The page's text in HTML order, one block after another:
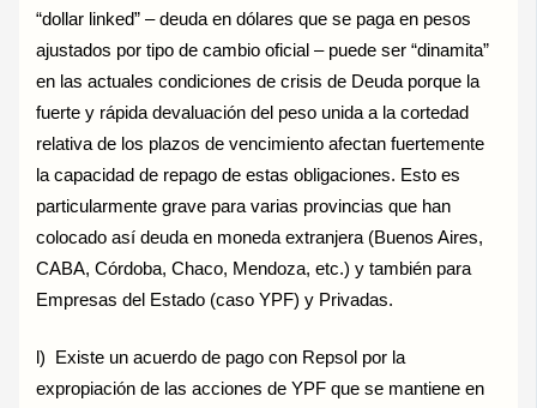
“dollar linked” – deuda en dólares que se paga en pesos
ajustados por tipo de cambio oficial – puede ser “dinamita”
en las actuales condiciones de crisis de Deuda porque la
fuerte y rápida devaluación del peso unida a la cortedad
relativa de los plazos de vencimiento afectan fuertemente
la capacidad de repago de estas obligaciones. Esto es
particularmente grave para varias provincias que han
colocado así deuda en moneda extranjera (Buenos Aires,
CABA, Córdoba, Chaco, Mendoza, etc.) y también para
Empresas del Estado (caso YPF) y Privadas.
l) Existe un acuerdo de pago con Repsol por la
expropiación de las acciones de YPF que se mantiene en